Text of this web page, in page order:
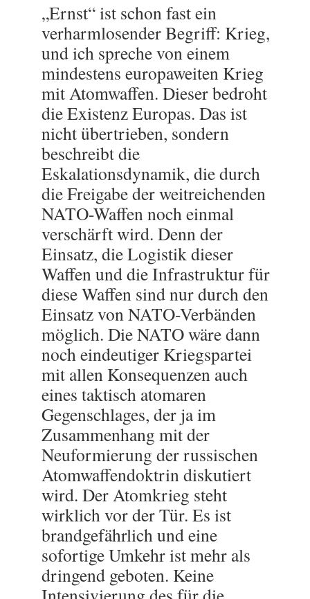
„Ernst“ ist schon fast ein
verharmlosender Begriff: Krieg,
und ich spreche von einem
mindestens europaweiten Krieg
mit Atomwaffen. Dieser bedroht
die Existenz Europas. Das ist
nicht übertrieben, sondern
beschreibt die
Eskalationsdynamik, die durch
die Freigabe der weitreichenden
NATO-Waffen noch einmal
verschärft wird. Denn der
Einsatz, die Logistik dieser
Waffen und die Infrastruktur für
diese Waffen sind nur durch den
Einsatz von NATO-Verbänden
möglich. Die NATO wäre dann
noch eindeutiger Kriegspartei
mit allen Konsequenzen auch
eines taktisch atomaren
Gegenschlages, der ja im
Zusammenhang mit der
Neuformierung der russischen
Atomwaffendoktrin diskutiert
wird. Der Atomkrieg steht
wirklich vor der Tür. Es ist
brandgefährlich und eine
sofortige Umkehr ist mehr als
dringend geboten. Keine